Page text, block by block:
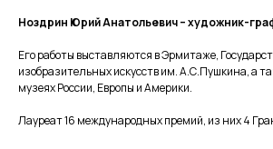
Ноздpин Юpий Aнaтольeвич – xудожник-
Его работы выставляются в Эрмитаже,
изобразительных искусств им. А.С.Пушкина, а
музеях России, Европы и Америки.
Лауреат 16 международных премий, из них 4